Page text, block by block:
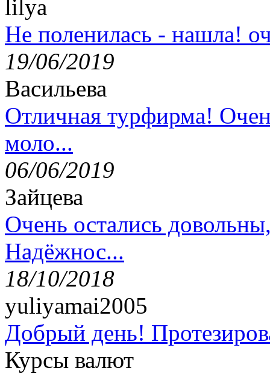
lilya
Не поленилась - нашла!
19/06/2019
Васильева
Отличная турфирма!
моло...
06/06/2019
Зайцева
Очень остались
Надёжнос...
18/10/2018
yuliyamai2005
Добрый день!
Курсы валют